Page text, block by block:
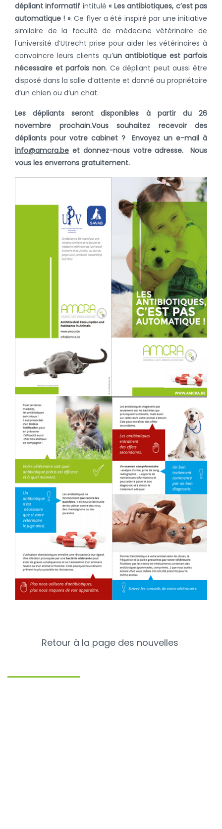
dépliant informatif intitulé« Les antibiotiques, c’est pas
automatique ! ». Ce flyer a été inspiré par une initiative
similaire de la faculté de médecine vétérinaire de
l'université d’Utrecht prise pour aider les vétérinaires à
convaincre leurs clients qu’un antibiotique est parfois
nécessaire et parfois non. Ce dépliant peut aussi être
disposé dans la salle d’attente et donné au propriétaire
d’un chien ou d’un chat.
Les dépliants seront disponibles à partir du 26
novembre prochain.Vous souhaitez recevoir des
dépliants pour votre cabinet ? Envoyez un e-mail à
info@amcra.be et donnez-nous votre adresse. Nous
vous les enverrons gratuitement.
Retour à la page des nouvelles